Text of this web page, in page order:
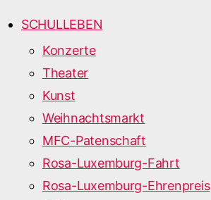
SCHULLEBEN
Konzerte
Theater
Kunst
Weihnachtsmarkt
MFC-Patenschaft
Rosa-Luxemburg-Fahrt
Rosa-Luxemburg-Ehrenpreis